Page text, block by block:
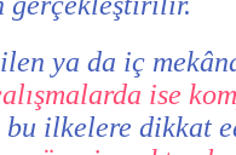
ya da iç
ise
ilkelere dikkat